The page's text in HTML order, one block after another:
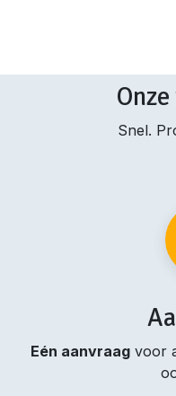
Snel.
Eén aanvraagvoor